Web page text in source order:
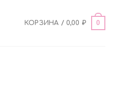
КОРЗИНА /0,00 ₽ 0